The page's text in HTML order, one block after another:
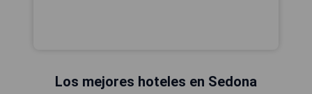
Los mejores hoteles en Sedona